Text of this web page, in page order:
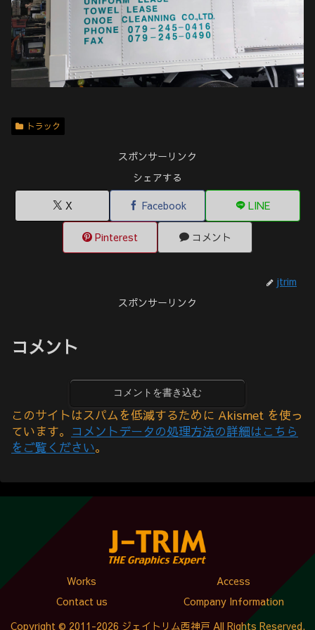
トラック
スポンサーリンク
シェアする
X
Facebook LINE
Pinterest コメント
jtrim
スポンサーリンク
コメント
コメントを書き込む
このサイトはスパムを低減するために Akismet を使っ
ています。 コメントデータの処理方法の詳細はこちら
をご覧ください。
Works
Access
Contact us
Company Information
Copyright © 2011-2026 ジェイトリム西神戸 All Rights Reserved.